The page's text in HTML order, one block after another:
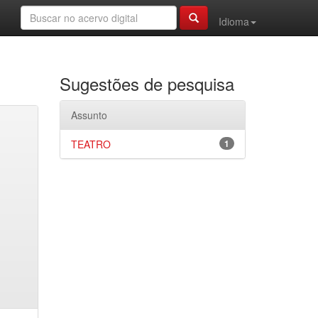
Idioma
Sugestões de pesquisa
Assunto
1
TEATRO